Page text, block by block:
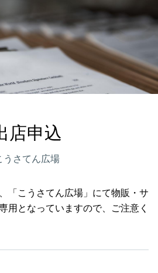
店申込
うさてん広場
「こうさてん広場」にて物販・サ
用となっていますので、ご注意く